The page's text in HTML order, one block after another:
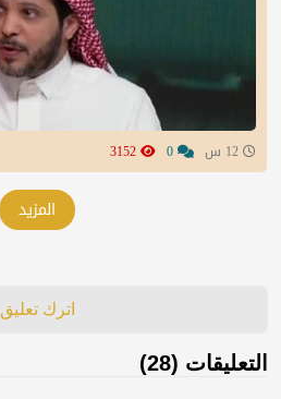
المزيد
اترك تعليق
التعليقات (28)